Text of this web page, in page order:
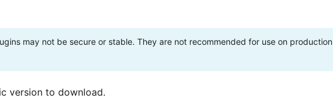
may not be secure or stable. They are not recommended for use on production
version to download.